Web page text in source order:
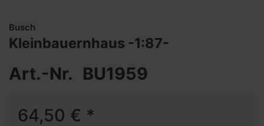
Busch
Kleinbauernhaus -1:87-
Art.-Nr. BU1959
64,50 € *